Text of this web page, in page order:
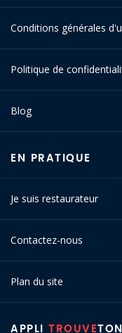
APPLI TROUVE
Conditions générales
Politique de
Blog
EN PRATIQUE
Je suis restaurateur
Contactez-nous
Plan du site